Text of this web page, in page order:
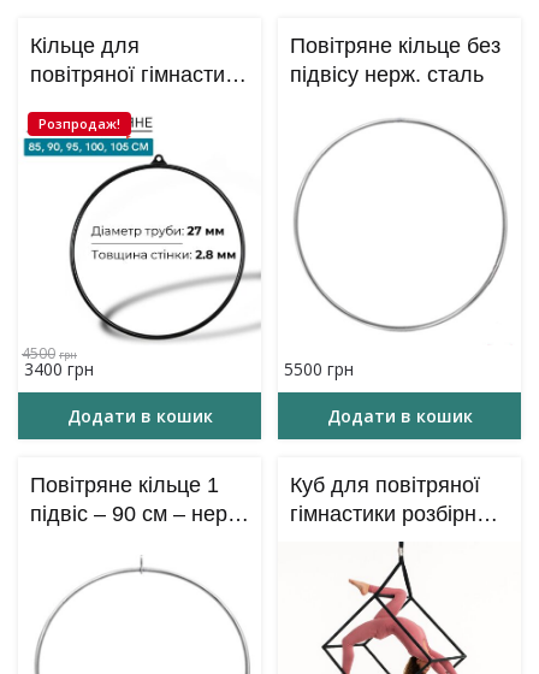
Кільце для
повітряної гімнастики
85, 90, 95, 100, 105
см – 1 підвіс
Розпродаж!
4500 грн
Оригінальна
ціна:
4500₴.
3400 грн
ціна:
3400₴.
Додати в кошик
Повітряне кільце без
підвісу нерж. сталь
5500 грн
Додати в кошик
Повітряне кільце 1
підвіс – 90 см – нерж.
Куб для повітряної
гімнастики розбірний
– 90*90*90 – Aerial
Cube (аерокуб)